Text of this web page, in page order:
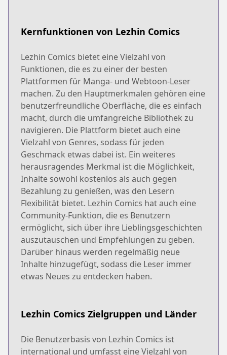
Kernfunktionen von Lezhin Comics
Lezhin Comics bietet eine Vielzahl von
Funktionen, die es zu einer der besten
Plattformen für Manga- und Webtoon-Leser
machen. Zu den Hauptmerkmalen gehören eine
benutzerfreundliche Oberfläche, die es einfach
macht, durch die umfangreiche Bibliothek zu
navigieren. Die Plattform bietet auch eine
Vielzahl von Genres, sodass für jeden
Geschmack etwas dabei ist. Ein weiteres
herausragendes Merkmal ist die Möglichkeit,
Inhalte sowohl kostenlos als auch gegen
Bezahlung zu genießen, was den Lesern
Flexibilität bietet. Lezhin Comics hat auch eine
Community-Funktion, die es Benutzern
ermöglicht, sich über ihre Lieblingsgeschichten
auszutauschen und Empfehlungen zu geben.
Darüber hinaus werden regelmäßig neue
Inhalte hinzugefügt, sodass die Leser immer
etwas Neues zu entdecken haben.
Lezhin Comics Zielgruppen und Länder
Die Benutzerbasis von Lezhin Comics ist
international und umfasst eine Vielzahl von